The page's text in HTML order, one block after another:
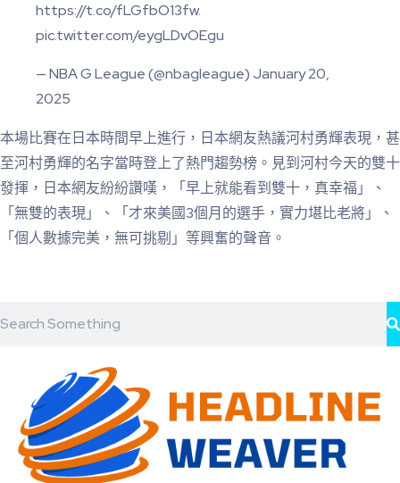
https://t.co/fLGfbO13fw.
pic.twitter.com/eygLDvOEgu
— NBA G League (@nbagleague) January 20,
2025
本場比賽在日本時間早上進行，日本網友熱議河村勇輝表現，甚
至河村勇輝的名字當時登上了熱門趨勢榜。見到河村今天的雙十
發揮，日本網友紛紛讚嘆，「早上就能看到雙十，真幸福」、
「無雙的表現」、「才來美國3個月的選手，實力堪比老將」、
「個人數據完美，無可挑剔」等興奮的聲音。